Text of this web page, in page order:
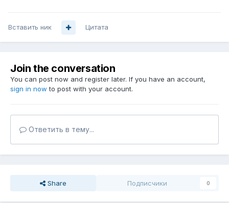
Вставить ник Цитата
Join the conversation
You can post now and register later. If you have an account,
sign in now to post with your account.
Ответить в тему...
Share Подписчики 0